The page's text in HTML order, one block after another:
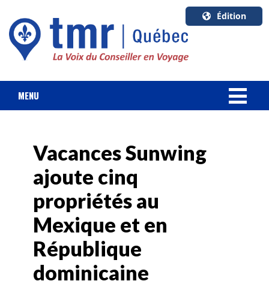
Édition
U.S.A.
English
Canada
Français
MENU
FORFAIT VACANCES
CROISIÈRES
HOTELS & RESORTS
DESTINATIONS
AGENTS DE VOYAGE
Vacances Sunwing
ajoute cinq
propriétés au
Mexique et en
République
dominicaine